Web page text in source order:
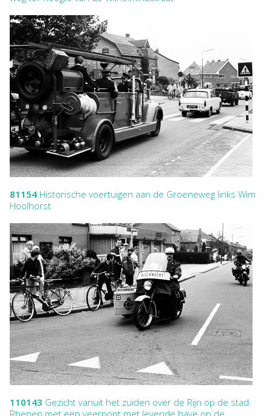
81154 Historische voertuigen aan de Groeneweg links Wim
Hoolhorst
110143 Gezicht vanuit het zuiden over de Rijn op de stad
Rhenen met een veerpont met levende have op de